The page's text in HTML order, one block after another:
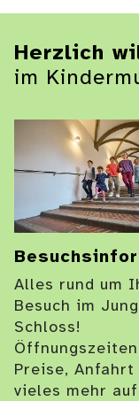
Herzlich
im
Alles rund um
Besuch im
Schloss!
Preise, Anfahrt
vieles mehr auf